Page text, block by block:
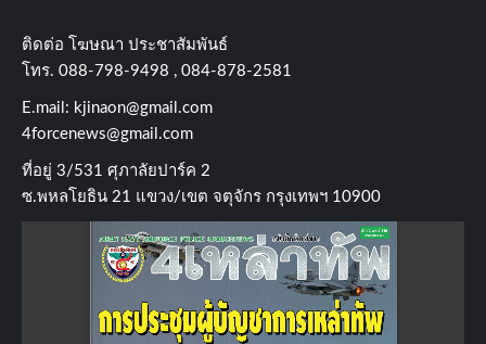
ติดต่อ​ โฆษณา​ ประชาสัมพันธ์
โทร​. 088-798-9498 , 084-878-2581
E.mail: kjinaon@gmail.com
4forcenews@gmail.com
ที่อยู่​ 3/531​ ศุภาลัยปาร์ค​ 2
ซ.พหลโยธิน​ 21​ แขวง/เขต​ จตุจักร​ กรุงเทพฯ 10900